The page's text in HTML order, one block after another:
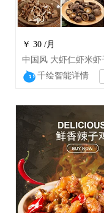
￥ 30 /月
千绘智能详情